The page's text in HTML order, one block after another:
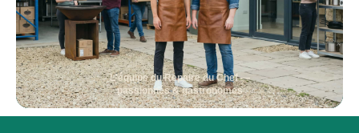
L'équipe du Repaire du Chef —
passionnés & gastronomes